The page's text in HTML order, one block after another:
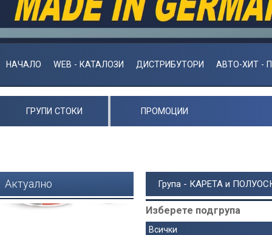
НАЧАЛО WEB - КАТАЛОЗИ ДИСТРИБУТОРИ АВТО-ХИТ -
ГРУПИ СТОКИ ПРОМОЦИИ
Актуално Група - КАРЕТА и
Изберете подгрупа
Всички